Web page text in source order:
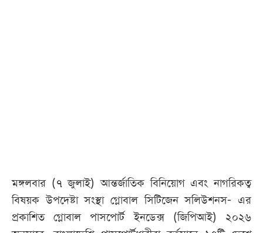
মঙ্গলবার (৭ জুলাই) আন্তর্জাতিক বিনিয়োগ এবং নাগরিকত্ব
বিষয়ক উপদেষ্টা সংস্থা গ্লোবাল সিটিজেন সলিউশনস- এর
প্রকাশিত গ্লোবাল পাসপোর্ট ইনডেক্স (জিপিআই) ২০২৬